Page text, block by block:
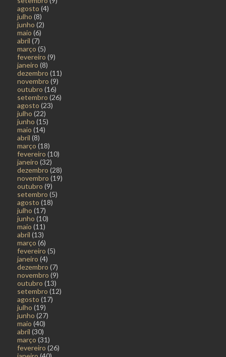
agosto (4)
julho (8)
junho (2)
maio (6)
abril (7)
março (5)
fevereiro (9)
janeiro (8)
dezembro (11)
novembro (9)
outubro (16)
setembro (26)
agosto (23)
julho (22)
junho (15)
maio (14)
abril (8)
março (18)
fevereiro (10)
janeiro (32)
dezembro (28)
novembro (19)
outubro (9)
setembro (5)
agosto (18)
julho (17)
junho (10)
maio (11)
abril (13)
março (6)
fevereiro (5)
janeiro (4)
dezembro (7)
novembro (9)
outubro (13)
setembro (12)
agosto (17)
julho (19)
junho (27)
maio (40)
abril (30)
março (31)
fevereiro (26)